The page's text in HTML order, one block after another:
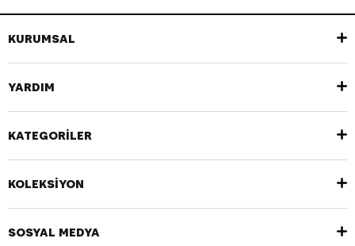
KURUMSAL
YARDIM
KATEGORİLER
KOLEKSİYON
SOSYAL MEDYA